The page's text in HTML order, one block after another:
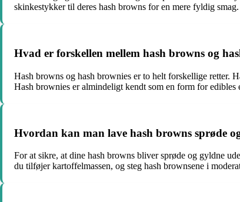
skinkestykker til deres hash browns for en mere fyldig smag.
Hvad er forskellen mellem hash browns og
Hash browns og hash brownies er to helt forskellige retter.
Hash brownies er almindeligt kendt som en form for
Hvordan kan man lave hash browns sprøde
For at sikre, at dine hash browns bliver sprøde og gyldne
du tilføjer kartoffelmassen, og steg hash brownsene i